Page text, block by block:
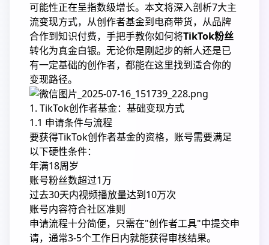
可能性正在呈指数级增长。本文将深入剖析7大主
流变现方式，从创作者基金到电商带货，从品牌
合作到知识付费，手把手教你如何将TikTok粉丝
转化为真金白银。无论你是刚起步的新人还是已
有一定基础的创作者，都能在这里找到适合你的
变现路径。
1. TikTok创作者基金：基础变现方式
1.1 申请条件与流程
要获得TikTok创作者基金的资格，账号需要满足
以下硬性条件：
年满18周岁
账号粉丝数超过1万
过去30天内视频播放量达到10万次
账号内容符合社区准则
申请流程十分简便，只需在"创作者工具"中提交申
请，通常3-5个工作日内就能获得审核结果。